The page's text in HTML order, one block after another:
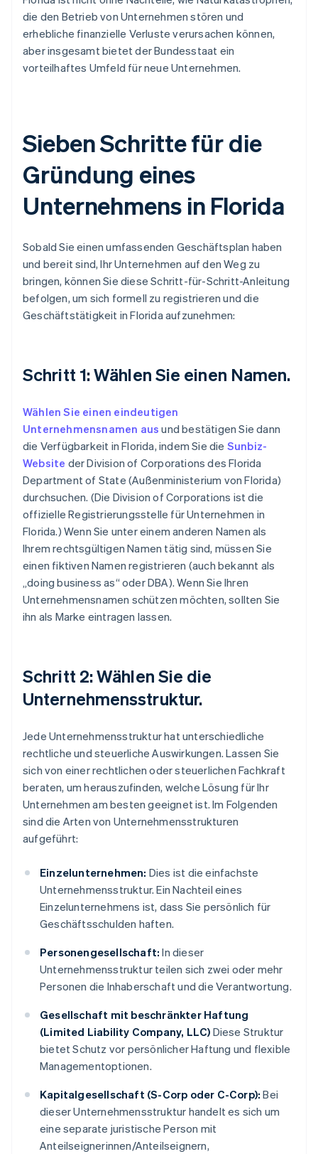
die den Betrieb von Unternehmen stören und
erhebliche finanzielle Verluste verursachen können,
aber insgesamt bietet der Bundesstaat ein
vorteilhaftes Umfeld für neue Unternehmen.
Sieben Schritte für die
Gründung eines
Unternehmens in Florida
Sobald Sie einen umfassenden Geschäftsplan haben
und bereit sind, Ihr Unternehmen auf den Weg zu
bringen, können Sie diese Schritt-für-Schritt-Anleitung
befolgen, um sich formell zu registrieren und die
Geschäftstätigkeit in Florida aufzunehmen:
Schritt 1: Wählen Sie einen Namen.
Wählen Sie einen eindeutigen
Unternehmensnamen ausund bestätigen Sie dann
die Verfügbarkeit in Florida, indem Sie die Sunbiz-
Website der Division of Corporations des Florida
Department of State (Außenministerium von Florida)
durchsuchen. (Die Division of Corporations ist die
offizielle Registrierungsstelle für Unternehmen in
Florida.) Wenn Sie unter einem anderen Namen als
Ihrem rechtsgültigen Namen tätig sind, müssen Sie
einen fiktiven Namen registrieren (auch bekannt als
„doing business as“ oder DBA). Wenn Sie Ihren
Unternehmensnamen schützen möchten, sollten Sie
ihn als Marke eintragen lassen.
Schritt 2: Wählen Sie die
Unternehmensstruktur.
Jede Unternehmensstruktur hat unterschiedliche
rechtliche und steuerliche Auswirkungen. Lassen Sie
sich von einer rechtlichen oder steuerlichen Fachkraft
beraten, um herauszufinden, welche Lösung für Ihr
Unternehmen am besten geeignet ist. Im Folgenden
sind die Arten von Unternehmensstrukturen
aufgeführt:
Einzelunternehmen: Dies ist die einfachste
Unternehmensstruktur. Ein Nachteil eines
Einzelunternehmens ist, dass Sie persönlich für
Geschäftsschulden haften.
Personengesellschaft: In dieser
Unternehmensstruktur teilen sich zwei oder mehr
Personen die Inhaberschaft und die Verantwortung.
Gesellschaft mit beschränkter Haftung
(Limited Liability Company, LLC) Diese Struktur
bietet Schutz vor persönlicher Haftung und flexible
Managementoptionen.
Kapitalgesellschaft (S-Corp oder C-Corp): Bei
dieser Unternehmensstruktur handelt es sich um
eine separate juristische Person mit
Anteilseignerinnen/Anteilseignern,